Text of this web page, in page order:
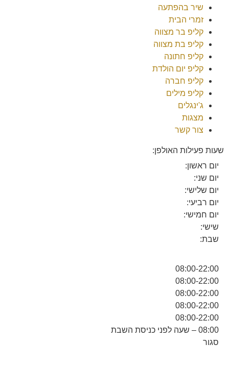
שיר בהפתעה
זמרי הבית
קליפ בר מצווה
קליפ בת מצווה
קליפ חתונה
קליפ יום הולדת
קליפ חברה
קליפ מילים
ג'ינגלים
מצגות
צור קשר
שעות פעילות האולפן:
יום ראשון:
יום שני:
יום שלישי:
יום רביעי:
יום חמישי:
שישי:
שבת:
08:00-22:00
08:00-22:00
08:00-22:00
08:00-22:00
08:00-22:00
08:00 – שעה לפני כניסת השבת
סגור